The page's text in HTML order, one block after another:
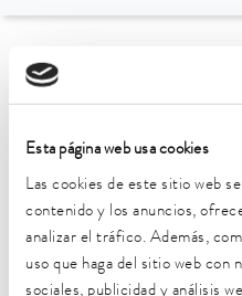
Esta página web usa cookies
Las cookies de este sitio web
contenido y los anuncios,
analizar el tráfico. Además,
uso que haga del sitio web con
sociales, publicidad y análisis
Ir al resumen de accesorios
Características
DIN 12876)